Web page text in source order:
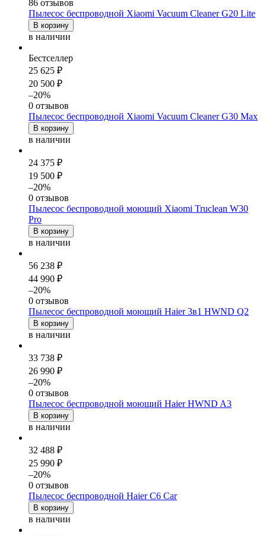
86 отзывов
Пылесос беспроводной Xiaomi Vacuum Cleaner G20 Lite
В корзину
в наличии
Бестселлер
25 625 ₽
20 500 ₽
–20%
0 отзывов
Пылесос беспроводной Xiaomi Vacuum Cleaner G30 Max
В корзину
в наличии
24 375 ₽
19 500 ₽
–20%
0 отзывов
Пылесос беспроводной моющий Xiaomi Truclean W30
Pro
В корзину
в наличии
56 238 ₽
44 990 ₽
–20%
0 отзывов
Пылесос беспроводной моющий Haier 3в1 HWND Q2
В корзину
в наличии
33 738 ₽
26 990 ₽
–20%
0 отзывов
Пылесос беспроводной моющий Haier HWND A3
В корзину
в наличии
32 488 ₽
25 990 ₽
–20%
0 отзывов
Пылесос беспроводной Haier C6 Car
В корзину
в наличии